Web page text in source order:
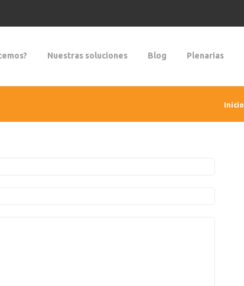
Nuestras soluciones Blog Plenarias
Inicio